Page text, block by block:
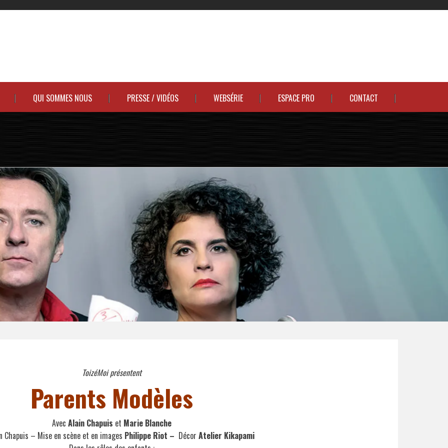
QUI SOMMES NOUS PRESSE / VIDÉOS WEBSÉRIE ESPACE PRO CONTACT
ToizéMoi présentent
Parents Modèles
Avec Alain Chapuis et Marie Blanche
Chapuis – Mise en scène et en images Philippe Riot – Décor Atelier Kikapami